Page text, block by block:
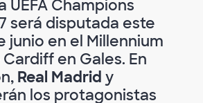
UEFA Champions
será disputada este
junio en el Millennium
en Gales. En
Real Madrid y
los protagonistas